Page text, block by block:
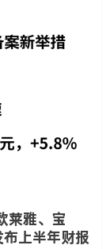
莱雅、宝
上半年财报